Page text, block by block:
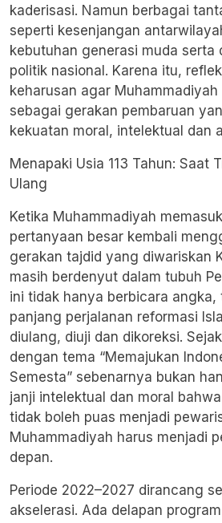
kaderisasi. Namun berbagai
seperti kesenjangan
kebutuhan generasi muda serta
politik nasional. Karena itu,
keharusan agar
sebagai gerakan pembaruan
kekuatan moral, intelektual dan
Menapaki Usia 113 Tahun: Saat
Ulang
Ketika Muhammadiyah
pertanyaan besar kembali
gerakan tajdid yang diwariskan
masih berdenyut dalam tubuh
ini tidak hanya berbicara angka,
panjang perjalanan reformasi
diulang, diuji dan dikoreksi.
dengan tema “Memajukan
Semesta” sebenarnya bukan
janji intelektual dan moral
tidak boleh puas menjadi
Muhammadiyah harus menjadi
depan.
Periode 2022–2027 dirancang
akselerasi. Ada delapan